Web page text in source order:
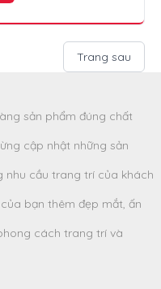
Trang sau
sản phẩm đúng chất
cập nhật những sản
nhu cầu trang trí của khách
bạn thêm đẹp mắt, ấn
cách trang trí và